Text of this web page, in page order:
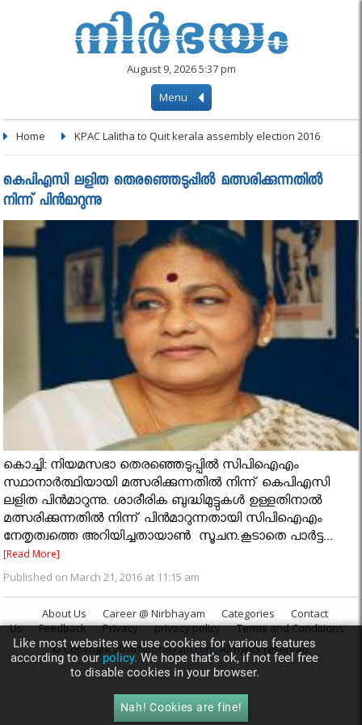
August 9, 2026 5:37 pm
Menu
Home KPAC Lalitha to Quit kerala assembly election 2016
കെപിഎസി ലളിത തെരഞ്ഞെടുപ്പില്‍ മത്സരിക്കുന്നതില്‍
നിന്ന് പിന്‍മാറുന്നു
കൊച്ചി: നിയമസഭാ തെരഞ്ഞെടുപ്പില്‍ സിപിഐഎം
സ്ഥാനാര്‍ത്ഥിയായി മത്സരിക്കുന്നതില്‍ നിന്ന് കെപിഎസി
ലളിത പിന്‍മാറുന്നു. ശാരീരിക ബുദ്ധിമുട്ടുകള്‍ ഉള്ളതിനാല്‍
മത്സരിക്കുന്നതില്‍ നിന്ന് പിന്‍മാറുന്നതായി സിപിഐഎം
നേതൃത്വത്തെ അറിയിച്ചതായാണ്‍ സൂചന.കൂടാതെ പാര്‍ട്ട...
[Read More]
Published on March 21, 2016 at 11:15 am
About Us Career @ Nirbhayam Categories
Contact
Us
Feedback Privacy privacy policy
Terms and Conditions
© Copyright 2016Nirbhayam.com. All rights reserved.
Like most websites we use cookies for various features
according to ourpolicy.We hope that’s ok, if not feel free
to disable cookies in your browser.
Nah! Cookies are fine!